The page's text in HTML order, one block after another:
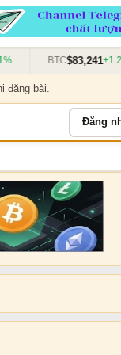
$83,241+1.24%
đăng bài.
Đăng